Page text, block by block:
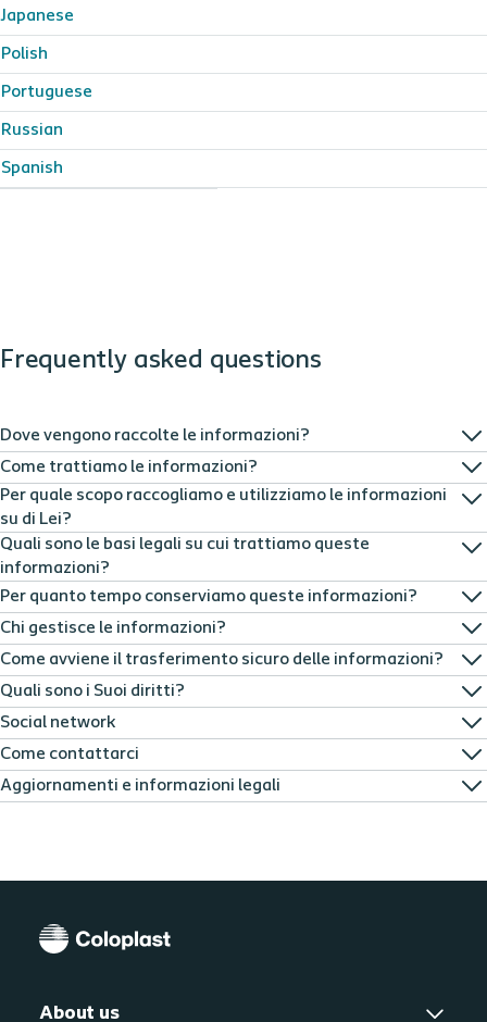
Japanese
Polish
Portuguese
Russian
Spanish
Frequently asked questions
Dove vengono raccolte le informazioni?
Come trattiamo le informazioni?
Per quale scopo raccogliamo e utilizziamo le informazioni
su di Lei?
Quali sono le basi legali su cui trattiamo queste
informazioni?
Per quanto tempo conserviamo queste informazioni?
Chi gestisce le informazioni?
Come avviene il trasferimento sicuro delle informazioni?
Quali sono i Suoi diritti?
Social network
Come contattarci
Aggiornamenti e informazioni legali
About us